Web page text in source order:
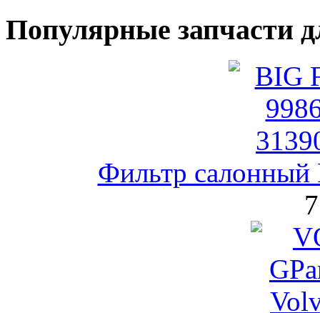
Популярные запчасти
Фильтр